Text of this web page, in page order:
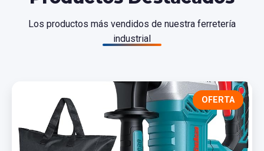
Los productos más vendidos de nuestra ferretería
industrial
OFERTA